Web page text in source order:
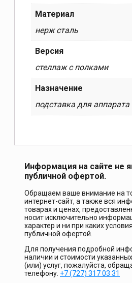
Материал
нерж сталь
Версия
стеллаж с полками
Назначение
подставка для аппарата
Информация на сайте не
публичной офертой.
Обращаем ваше внимание на
интернет-сайт, а также вся
товарах и ценах,
носит исключительно
характер и ни при каких
публичной офертой.
Для получения подробной
наличии и стоимости
(или) услуг, пожалуйста,
телефону. +7 (727) 317 03 31